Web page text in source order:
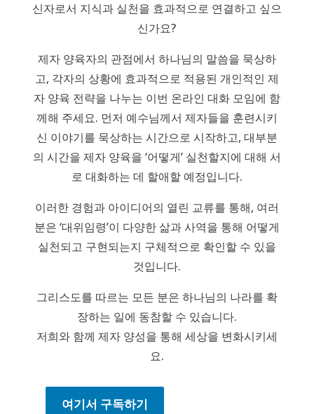
신자로서 지식과 실천을 효과적으로 연결하고 싶으
신가요?
제자 양육자의 관점에서 하나님의 말씀을 묵상하
고, 각자의 상황에 효과적으로 적용된 개인적인 제
자 양육 전략을 나누는 이번 온라인 대화 모임에 함
께해 주세요. 먼저 예수님께서 제자들을 훈련시키
신 이야기를 묵상하는 시간으로 시작하고, 대부분
의 시간을 제자 양육을 ‘어떻게’ 실천할지에 대해 서
로 대화하는 데 할애할 예정입니다.
이러한 경험과 아이디어의 열린 교류를 통해, 여러
분은 ‘대위임령’이 다양한 삶과 사역을 통해 어떻게
실천되고 구현되는지 구체적으로 확인할 수 있을
것입니다.
그리스도를 따르는 모든 분은 하나님의 나라를 확
장하는 일에 동참할 수 있습니다.
저희와 함께 제자 양성을 통해 세상을 변화시키세
요.
여기서 구독하기